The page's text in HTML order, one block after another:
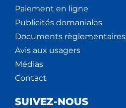
Paiement en ligne
Publicités domaniales
Documents règlementaires
Avis aux usagers
Médias
Contact
SUIVEZ-NOUS